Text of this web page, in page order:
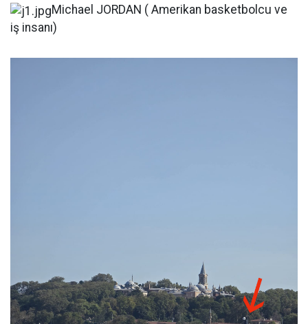
Michael JORDAN ( Amerikan basketbolcu ve
iş insanı)